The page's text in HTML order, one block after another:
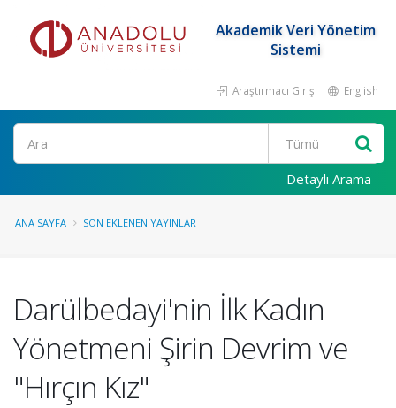
Akademik Veri Yönetim
Sistemi
Araştırmacı Girişi English
Ara
Detaylı Arama
ANA SAYFA SON EKLENEN YAYINLAR
Darülbedayi'nin İlk Kadın
Yönetmeni Şirin Devrim ve
"Hırçın Kız"